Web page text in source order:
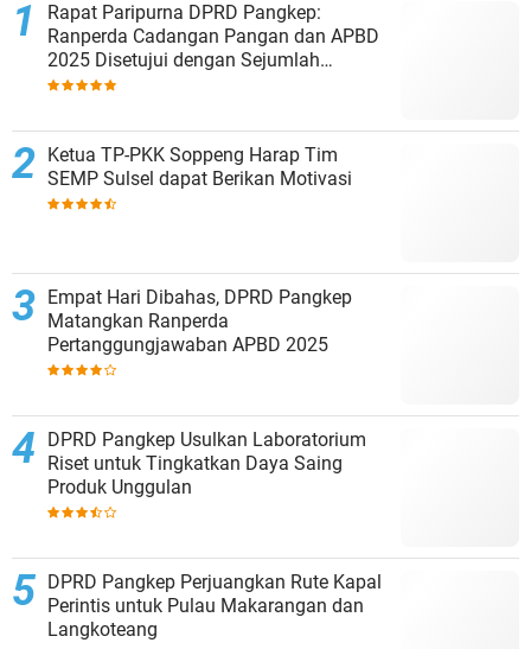
Rapat Paripurna DPRD Pangkep:
Ranperda Cadangan Pangan dan APBD
2025 Disetujui dengan Sejumlah
Catatan
Ketua TP-PKK Soppeng Harap Tim
SEMP Sulsel dapat Berikan Motivasi
Empat Hari Dibahas, DPRD Pangkep
Matangkan Ranperda
Pertanggungjawaban APBD 2025
DPRD Pangkep Usulkan Laboratorium
Riset untuk Tingkatkan Daya Saing
Produk Unggulan
DPRD Pangkep Perjuangkan Rute Kapal
Perintis untuk Pulau Makarangan dan
Langkoteang